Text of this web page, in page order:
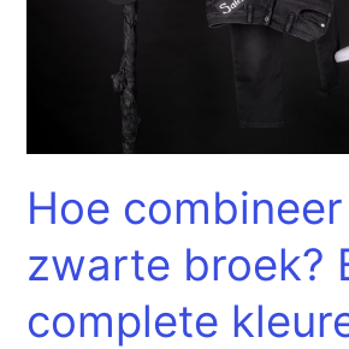
Hoe
zwarte broek?
complete
kleurengids!